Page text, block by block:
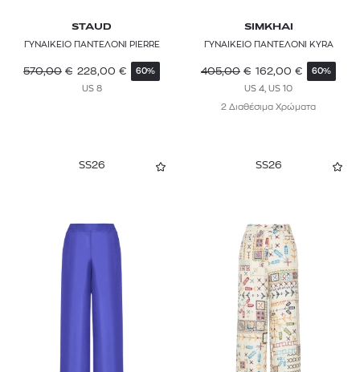
STAUD
ΓΥΝΑΙΚΕΙΟ ΠΑΝΤΕΛΟΝΙ PIERRE
570,00 € 228,00 € 60%
US 8
SIMKHAI
ΓΥΝΑΙΚΕΙΟ ΠΑΝΤΕΛΟΝΙ KYRA
405,00 € 162,00 € 60%
US 4, US 10
2 Διαθέσιμα Χρώματα
SS26 SS26